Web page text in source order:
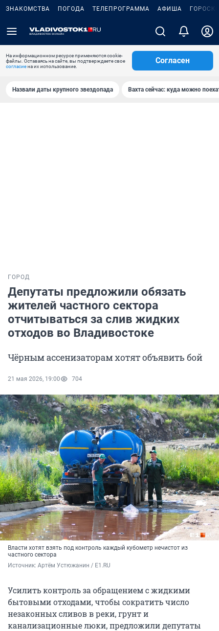
ЗНАКОМСТВА ПОГОДА ТЕЛЕПРОГРАММА АФИША
На информационном ресурсе применяются cookie-
файлы. Оставаясь на сайте, вы подтверждаете свое
согласиена их использование.
Согласен
Назвали даты крупного звездопада Вахта сейчас: куда можно
ГОРОД
Депутаты предложили обязать
жителей частного сектора
отчитываться за слив жидких
отходов во Владивостоке
Чёрным ассенизаторам хотят объявить бой
21 мая 2026, 19:00 704
Власти хотят взять под контроль каждый кубометр нечистот из
частного сектора
Источник: Артём Устюжанин / E1.RU
Усилить контроль за обращением с жидкими
бытовыми отходами, чтобы сократить число
незаконных сливов в реки, грунт и
канализационные люки, предложили депутаты